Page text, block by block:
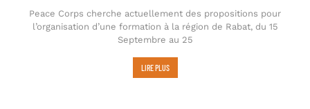
Peace Corps cherche actuellement des propositions pour
l’organisation d’une formation à la région de Rabat, du 15
Septembre au 25
LIRE PLUS